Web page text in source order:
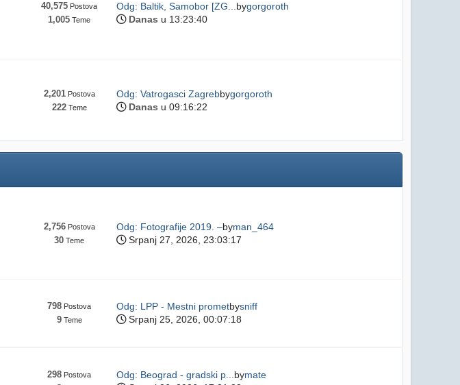
40,575 Postova
1,005 Teme
Odg: Baltik, Samobor [ZG... bygorgoroth
Danas u 13:23:40
2,201Postova
222Teme
Odg: Vatrogasci Zagrebbygorgoroth
Danas u 09:16:22
2,756Postova
30 Teme
Odg: Fotografije 2019. –byman_464
Srpanj 27, 2026, 23:03:17
798 Postova
9Teme
Odg: LPP - Mestni prometbysniff
Srpanj 25, 2026, 00:07:18
298 Postova Odg: Beograd - gradski p... bymate